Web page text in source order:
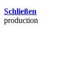
Schließen
production